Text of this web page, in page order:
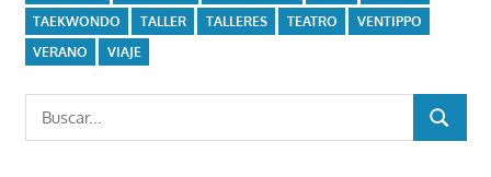
TAEKWONDO
TALLER TALLERES TEATRO
VENTIPPO
VERANO
VIAJE
Buscar:
BUSCAR